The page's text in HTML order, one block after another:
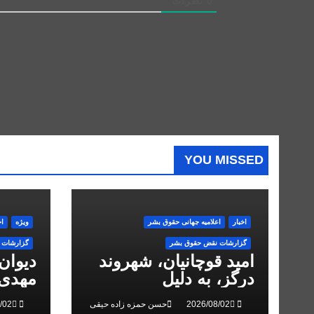
YOU MISSED
اخبار اعلاميه جهانی حقوق بشر
گزارشات نقض حقوق بشر
امید قوچانیان، شهروند
درگز، به دلیل
«مخالفت» با حکومت به
حسن حمزه زاده حیقی
ویژه